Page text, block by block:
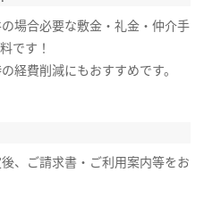
場合必要な敷金・礼金・仲介手
です！
経費削減にもおすすめです。
、ご請求書・ご利用案内等をお